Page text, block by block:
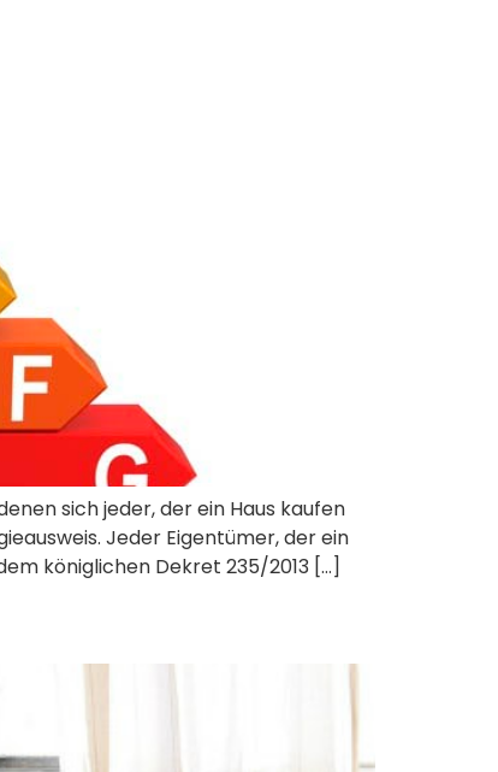
sich jeder, der ein Haus kaufen
Jeder Eigentümer, der ein
königlichen Dekret 235/2013 […]